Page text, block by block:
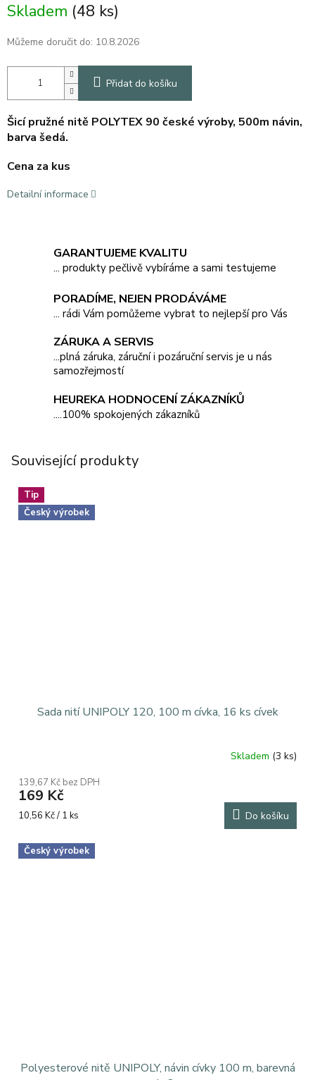
Skladem (48 ks)
Můžeme doručit do: 10.8.2026
Přidat do košíku
Šicí pružné nitě POLYTEX 90 české výroby, 500m návin,
barva šedá.
Cena za kus
Detailní informace
GARANTUJEME KVALITU
... produkty pečlivě vybíráme a sami testujeme
PORADÍME, NEJEN PRODÁVÁME
... rádi Vám pomůžeme vybrat to nejlepší pro Vás
ZÁRUKA A SERVIS
...plná záruka, záruční i pozáruční servis je u nás
samozřejmostí
HEUREKA HODNOCENÍ ZÁKAZNÍKŮ
....100% spokojených zákazníků
Související produkty
Tip
Český výrobek
Sada nití UNIPOLY 120, 100 m cívka, 16 ks cívek
produktu
je
5,0
hvězdiček.
Skladem (3 ks)
139,67 Kč bez DPH
169 Kč
Měrná
10,56 Kč / 1 ks Do košíku
Český výrobek
Polyesterové nitě UNIPOLY, návin cívky 100 m, barevná